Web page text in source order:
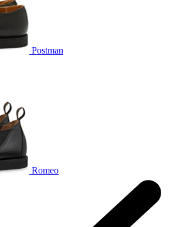
Postman
Romeo